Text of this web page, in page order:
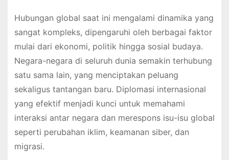
Hubungan global saat ini mengalami dinamika yang
sangat kompleks, dipengaruhi oleh berbagai faktor
mulai dari ekonomi, politik hingga sosial budaya.
Negara-negara di seluruh dunia semakin terhubung
satu sama lain, yang menciptakan peluang
sekaligus tantangan baru. Diplomasi internasional
yang efektif menjadi kunci untuk memahami
interaksi antar negara dan merespons isu-isu global
seperti perubahan iklim, keamanan siber, dan
migrasi.